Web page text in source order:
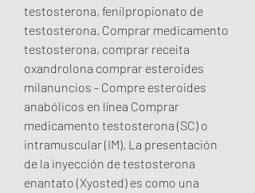
testosterona, fenilpropionato de
testosterona. Comprar medicamento
testosterona, comprar receita
oxandrolona comprar esteroides
milanuncios - Compre esteroides
anabólicos en línea Comprar
medicamento testosterona (SC) o
intramuscular (IM). La presentación
de la inyección de testosterona
enantato (Xyosted) es como una